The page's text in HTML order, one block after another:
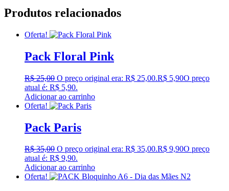
Produtos relacionados
Oferta!
Pack Floral Pink
R$25,00 O preço original era: R$ 25,00.R$ 5,90O preço
atual é: R$ 5,90.
Adicionar ao carrinho
Oferta!
Pack Paris
R$35,00 O preço original era: R$ 35,00.R$ 9,90O preço
atual é: R$ 9,90.
Adicionar ao carrinho
Oferta!